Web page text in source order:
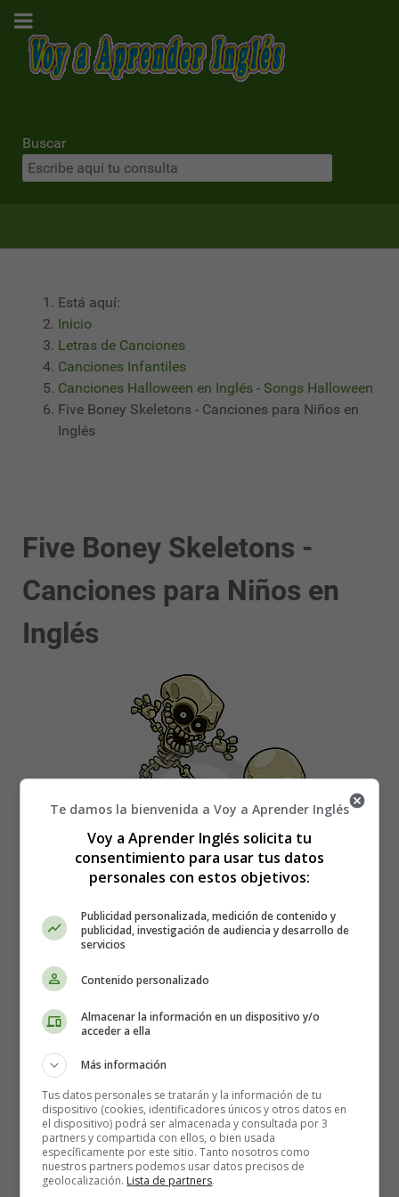
Buscar
Está aquí:
Inicio
Letras de Canciones
Canciones Infantiles
Canciones Halloween en Inglés - Songs Halloween
Five Boney Skeletons - Canciones para Niños en
Inglés
Five Boney Skeletons -
Canciones para Niños en
Inglés
Canciones para Niños en Inglés:
Halloween - Songs for Children in
English: Halloween
Five Boney Skeletons
Five boney skeletons standing in a row,
Five boney skeletons bow down low;
Their arm bones rattle and their leg bones shake,
Be careful Mr Skeleton or you might break!
Te damos la bienvenida a Voy a Aprender Inglés
Voy a Aprender Inglés solicita tu
consentimiento para usar tus datos
personales con estos objetivos:
Publicidad personalizada, medición de contenido y
publicidad, investigación de audiencia y desarrollo de
servicios
Contenido personalizado
Almacenar la información en un dispositivo y/o
acceder a ella
Más información
Tus datos personales se tratarán y la información de tu
dispositivo (cookies, identificadores únicos y otros datos en
el dispositivo) podrá ser almacenada y consultada por 3
partners y compartida con ellos, o bien usada
específicamente por este sitio. Tanto nosotros como
nuestros partners podemos usar datos precisos de
geolocalización. Lista de partners.